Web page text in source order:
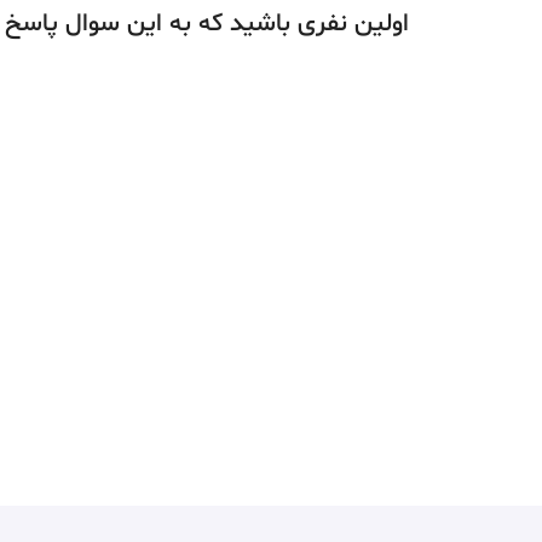
اولین نفری باشید که به این سوال